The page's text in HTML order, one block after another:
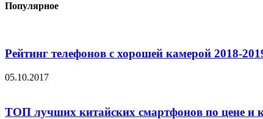
Популярное
Рейтинг телефонов с хорошей камерой 2018-
05.10.2017
ТОП лучших китайских смартфонов по цене и